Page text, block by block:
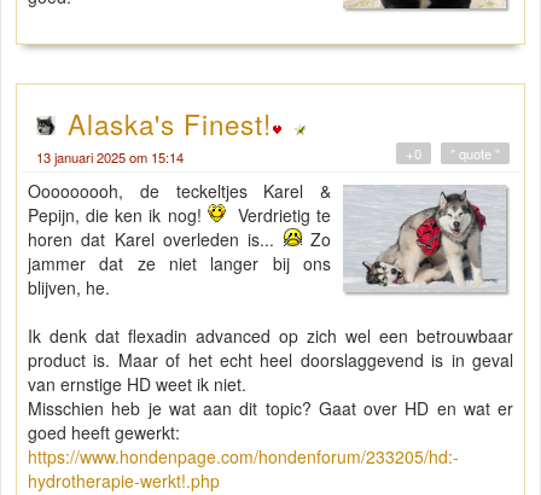
Alaska's Finest!
13 januari 2025 om 15:14 " quote "
+0
Ooooooooh, de teckeltjes Karel &
Pepijn, die ken ik nog!
Verdrietig te
horen dat Karel overleden is...
Zo
jammer dat ze niet langer bij ons
blijven, he.
Ik denk dat flexadin advanced op zich wel een betrouwbaar
product is. Maar of het echt heel doorslaggevend is in geval
van ernstige HD weet ik niet.
Misschien heb je wat aan dit topic? Gaat over HD en wat er
goed heeft gewerkt:
https://www.hondenpage.com/hondenforum/233205/hd:-
hydrotherapie-werkt!.php